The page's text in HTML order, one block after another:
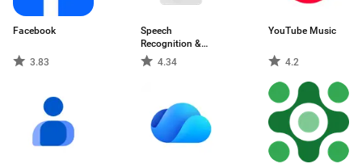
Facebook
3.83
Speech
Recognition &
Synthesis
4.34
YouTube Music
4.2